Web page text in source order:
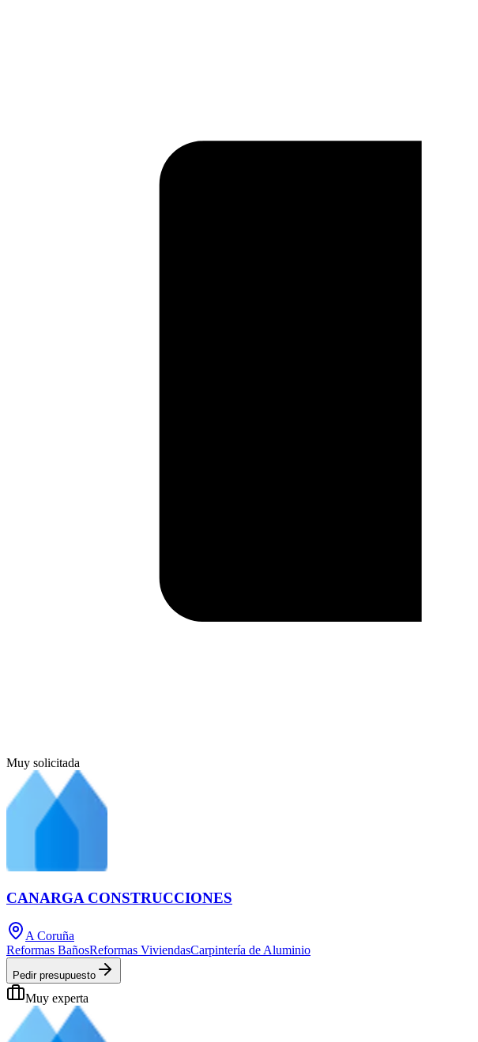
Muy solicitada
CANARGA CONSTRUCCIONES
A Coruña
Reformas BañosReformas ViviendasCarpintería de Aluminio
Pedir presupuesto
Muy experta